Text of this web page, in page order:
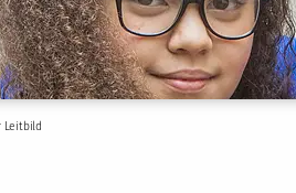
Leitbild